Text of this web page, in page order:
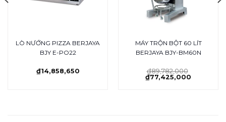
LÒ NƯỚNG PIZZA BERJAYA
BJY E-PO22
₫14,858,650
MÁY TRỘN BỘT 60 LÍT
BERJAYA BJY-BM60N
₫89,782,000
₫77,425,000